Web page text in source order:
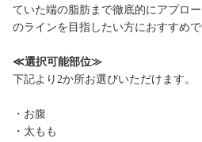
ていた端の脂肪まで徹底的にアプロ
のラインを目指したい方におすすめで
≪選択可能部位≫
下記より2か所お選びいただけます。
・お腹
・太もも